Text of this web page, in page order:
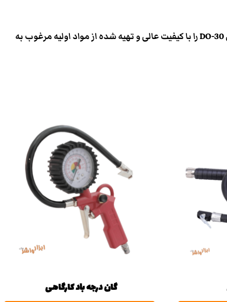
ابزار واشر بیکی بخواهید مواد پاش فیدان مدل DO-30 را با کیفیت عالی و تهیه شده از مواد اولیه مرغوب به
گان درجه باد کارگاهی